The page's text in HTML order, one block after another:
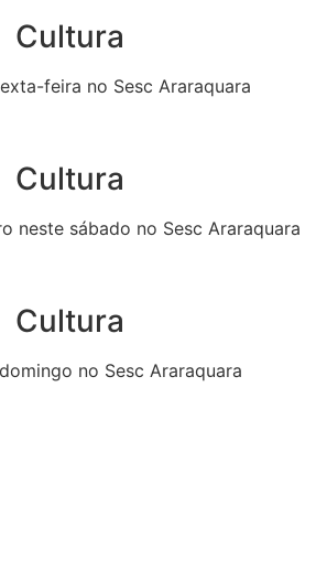
Cultura
feira no Sesc Araraquara
Cultura
neste sábado no Sesc Araraquara
Cultura
no Sesc Araraquara